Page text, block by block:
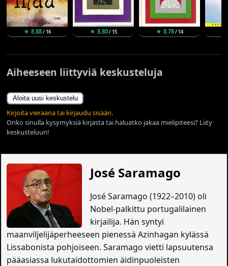
★ 8.88/ 16 ★ 8.80/ 15 ★ 8.78/ 14
Aiheeseen liittyviä keskusteluja
Aloita uusi keskustelu
Kirjoita vieraana tai kirjaudu sisään.
Onko sinulla kysymyksiä kirjasta tai haluatko jakaa mielipiteesi? Liity
keskusteluun!
José Saramago
José Saramago (1922–2010) oli
Nobel-palkittu portugalilainen
kirjailija. Hän syntyi
maanviljelijäperheeseen pienessä Azinhagan kylässä
Lissabonista pohjoiseen. Saramago vietti lapsuutensa
pääasiassa lukutaidottomien äidinpuoleisten